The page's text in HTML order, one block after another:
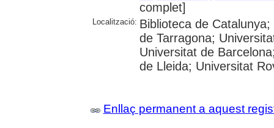
complet]
Localització: Biblioteca de
de Tarragona;
Universitat de
de Lleida; Universitat
Enllaç permanent a aquest